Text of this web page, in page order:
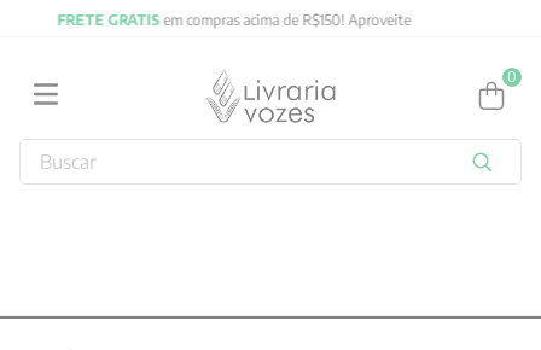
de R$150! Aproveite FRETE GRATIS
0
Buscar
3º filosofia